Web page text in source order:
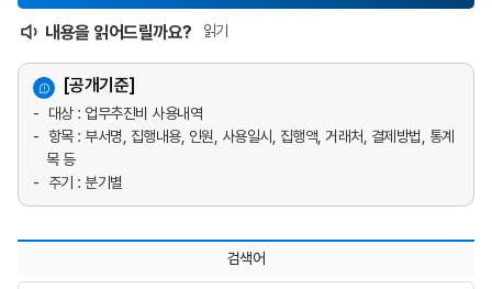
내용을 읽어드릴까요? 읽기
[공개기준]
대상 : 업무추진비 사용내역
항목 : 부서명, 집행내용, 인원, 사용일시, 집행액, 거래처, 결제방법, 통계
목 등
주기 : 분기별
검색어